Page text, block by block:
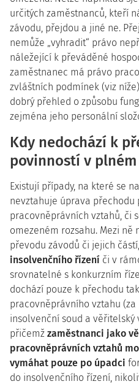
určitých zaměstnanců, kteří
závodu, přejdou a jiné ne.
nemůže „vyhradit“ právo
náležející k převáděné
zaměstnanec má právo
zvláštních podmínek (viz
dobrý přehled o způsobu
zejména jeho personální
Kdy nedochází k
povinností v plném
Existují případy, na které se
nevztahuje úprava přechodu
pracovněprávních vztahů, či
omezeném rozsahu. Mezi ně
převodu závodů či jejich
insolvenčního řízení či v
srovnatelné s konkurzním
dochází pouze k přechodu
pracovněprávního vztahu
insolvenční soud a věřitelský
přičemž zaměstnanci jako
pracovněprávních vztahů
vymáhat pouze po úpadci
do insolvenčního řízení,